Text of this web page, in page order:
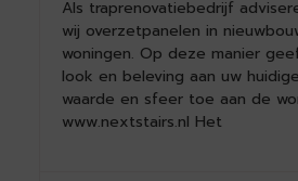
Als traprenovatiebedrijf
wij overzetpanelen in
woningen. Op deze manier
look en beleving aan uw
waarde en sfeer toe aan de
www.nextstairs.nl Het